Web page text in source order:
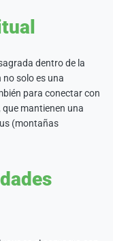
dentro de la
solo es una
para conectar con
mantienen una
(montañas